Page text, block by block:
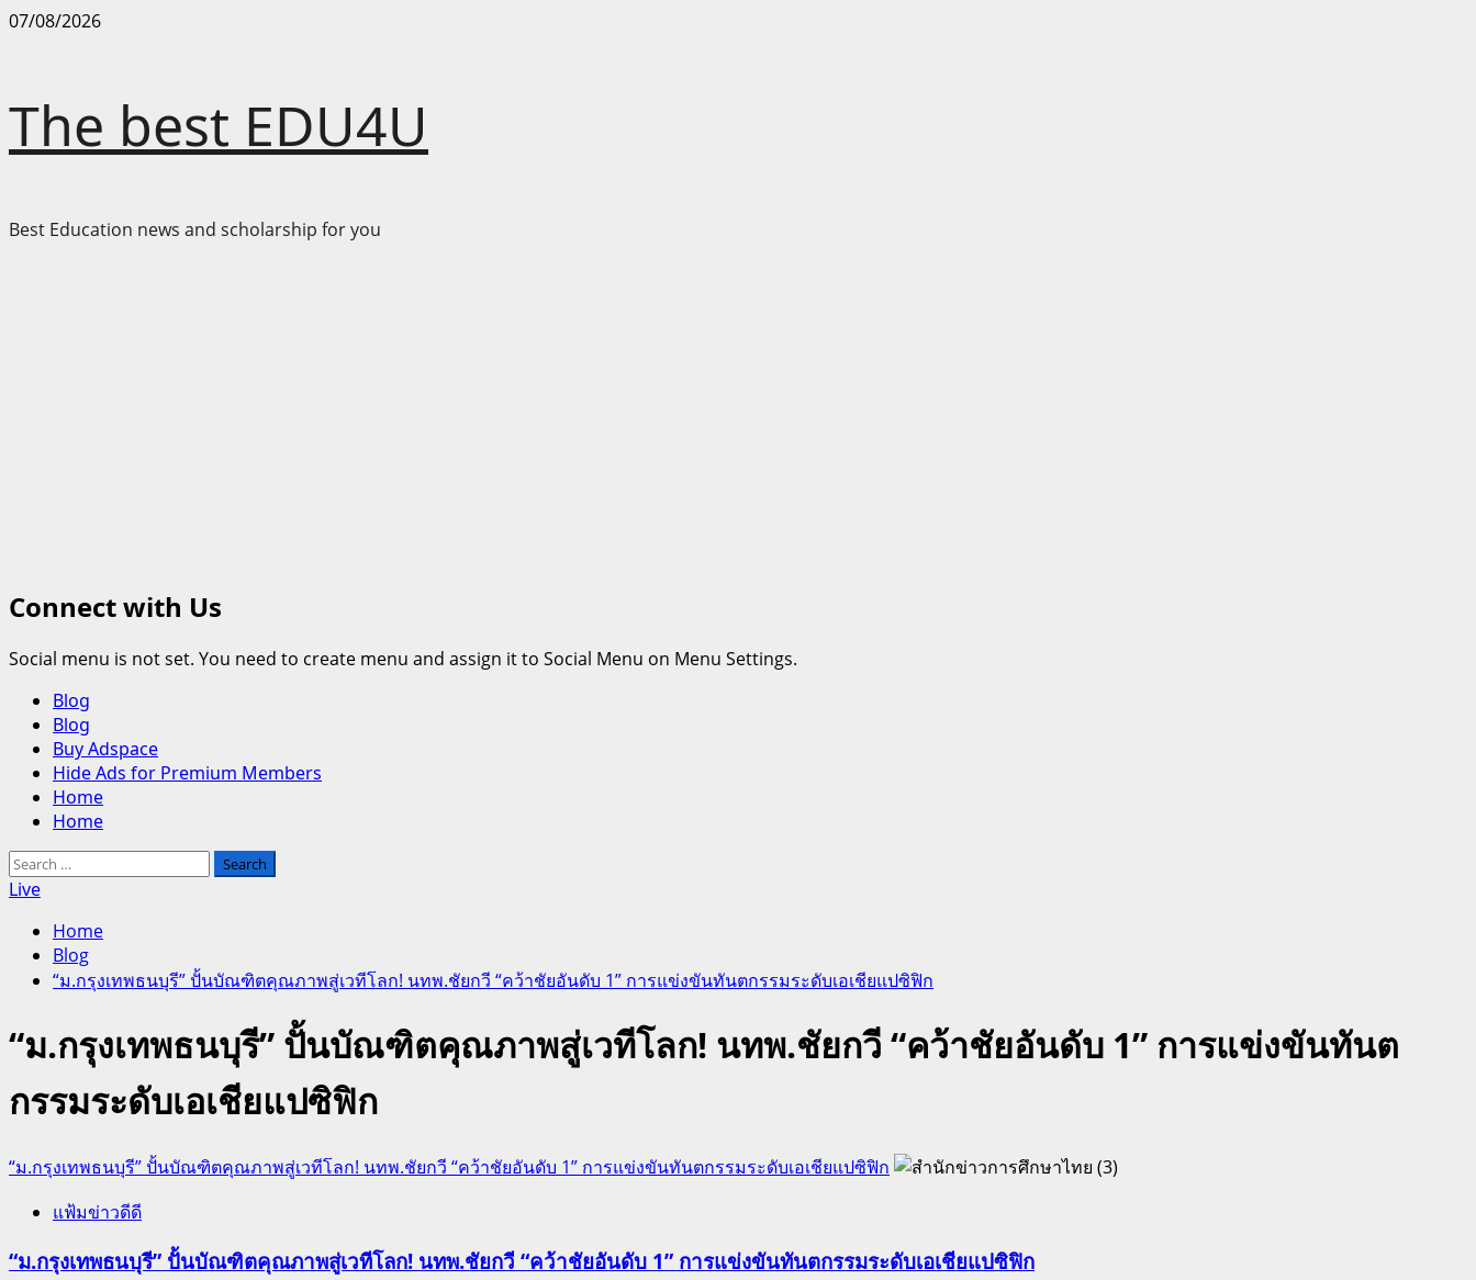
Skip
07/08/2026
The best EDU4U
Best Education news and scholarship for you
Connect with Us
Social menu is not set. You need to create menu and assign it to Social Menu on Menu Settings.
Primary
Menu
Blog
Blog
Buy Adspace
Hide Ads for Premium Members
Home
Home
Search
for:
Live
Home
Blog
“ม.กรุงเทพธนบุรี” ปั้นบัณฑิตคุณภาพสู่เวทีโลก! นทพ.ชัยกวี “คว้าชัยอันดับ 1” การแข่งขันทันตกรรมระดับเอเชียแปซิฟิก
“ม.กรุงเทพธนบุรี” ปั้นบัณฑิตคุณภาพสู่เวทีโลก! นทพ.ชัยกวี “คว้าชัยอันดับ 1” การแข่งขันทันต
กรรมระดับเอเชียแปซิฟิก
“ม.กรุงเทพธนบุรี” ปั้นบัณฑิตคุณภาพสู่เวทีโลก! นทพ.ชัยกวี “คว้าชัยอันดับ 1” การแข่งขันทันตกรรมระดับเอเชียแปซิฟิก
แฟ้มข่าวดีดี
“ม.กรุงเทพธนบุรี” ปั้นบัณฑิตคุณภาพสู่เวทีโลก! นทพ.ชัยกวี “คว้าชัยอันดับ 1” การแข่งขันทันตกรรมระดับเอเชียแปซิฟิก